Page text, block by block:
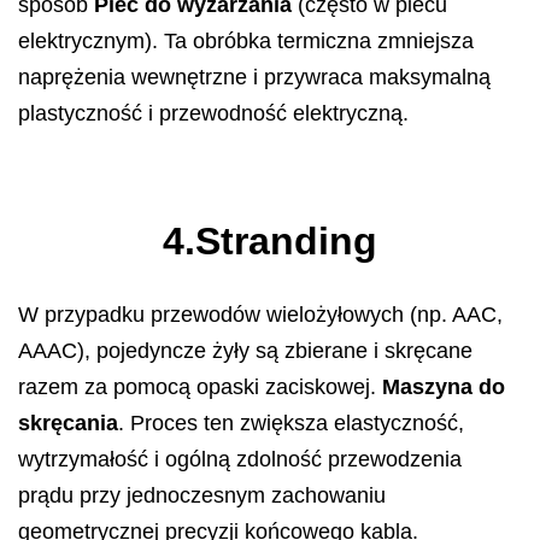
sposób Piec do wyżarzania (często w piecu
elektrycznym). Ta obróbka termiczna zmniejsza
naprężenia wewnętrzne i przywraca maksymalną
plastyczność i przewodność elektryczną.
4.Stranding
W przypadku przewodów wielożyłowych (np. AAC,
AAAC), pojedyncze żyły są zbierane i skręcane
razem za pomocą opaski zaciskowej. Maszyna do
skręcania. Proces ten zwiększa elastyczność,
wytrzymałość i ogólną zdolność przewodzenia
prądu przy jednoczesnym zachowaniu
geometrycznej precyzji końcowego kabla.